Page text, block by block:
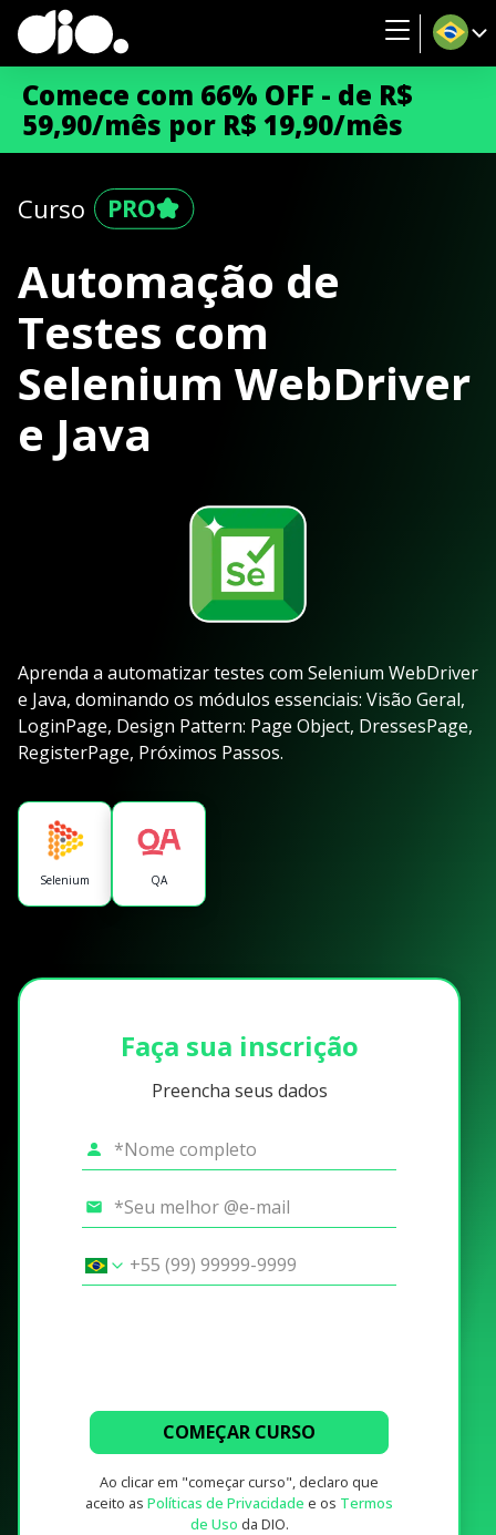
Comece com 66% OFF - de R$
59,90/mês por R$ 19,90/mês
Curso
Automação de
Testes com
Selenium WebDriver
e Java
Aprenda a automatizar testes com Selenium WebDriver
e Java, dominando os módulos essenciais: Visão Geral,
LoginPage, Design Pattern: Page Object, DressesPage,
RegisterPage, Próximos Passos.
Selenium QA
Faça sua inscrição
Preencha seus dados
COMEÇAR CURSO
Ao clicar em "começar curso", declaro que
aceito as Políticas de Privacidade e os Termos
de Uso da DIO.